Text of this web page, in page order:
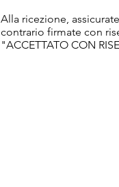
Alla ricezione,
contrario firmate con
"ACCETTATO CON